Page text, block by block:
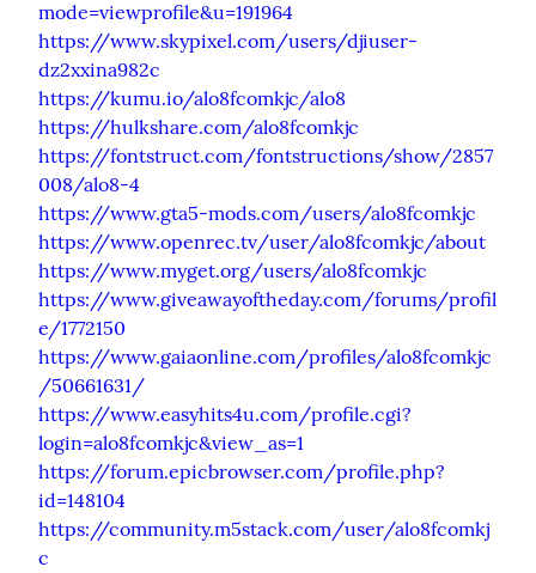
mode=viewprofile&u=191964
https://www.skypixel.com/users/djiuser-
dz2xxina982c
https://kumu.io/alo8fcomkjc/alo8
https://hulkshare.com/alo8fcomkjc
https://fontstruct.com/fontstructions/show/2857
008/alo8-4
https://www.gta5-mods.com/users/alo8fcomkjc
https://www.openrec.tv/user/alo8fcomkjc/about
https://www.myget.org/users/alo8fcomkjc
https://www.giveawayoftheday.com/forums/profil
e/1772150
https://www.gaiaonline.com/profiles/alo8fcomkjc
/50661631/
https://www.easyhits4u.com/profile.cgi?
login=alo8fcomkjc&view_as=1
https://forum.epicbrowser.com/profile.php?
id=148104
https://community.m5stack.com/user/alo8fcomkj
c